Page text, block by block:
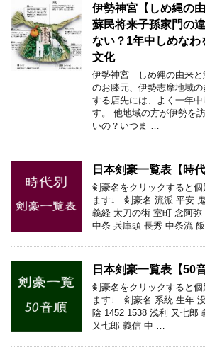
伊勢神宮【しめ縄の
蘇民将来子孫家門の
ない？1年中しめなわ
文化
伊勢神宮 しめ縄の由来
のお膝元、伊勢志摩地域
する店先には、よく一年
す。 他地域の方が伊勢を
いの？いつま …
日本剣豪一覧表【時代
剣豪名をクリックすると
ます↓ 剣豪名 流派 平安
義経 太刀の術 室町 念阿
中条 兵庫頭 長秀 中条流
日本剣豪一覧表【50音
剣豪名をクリックすると
ます↓ 剣豪名 系統 生年
陰 1452 1538 浅利 又七郎
又七郎 義信 中 …